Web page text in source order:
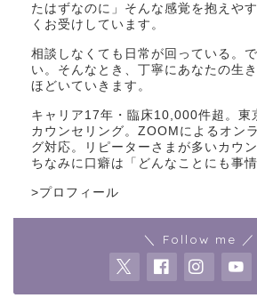
たはずなのに」そんな感覚を抱えや
くお受けしています。
相談しなくても日常が回っている。
い。そんなとき、丁寧にあなたの生
ほどいていきます。
キャリア17年・臨床10,000件超。東
カウンセリング。ZOOMによるオン
グ対応。リピーターさまが多いカウン
ちなみに口癖は「どんなことにも事
>プロフィール
＼ Follow me ／